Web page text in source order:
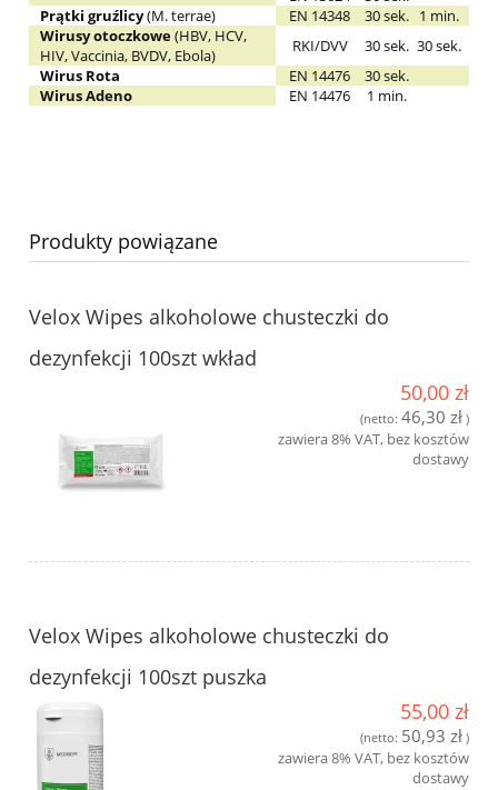
Prątki gruźlicy(M. terrae) EN 14348 30 sek. 1 min.
Wirusy otoczkowe(HBV, HCV,
HIV, Vaccinia, BVDV, Ebola)
RKI/DVV 30 sek. 30 sek.
Wirus Rota
EN 14476
30 sek.
Wirus Adeno
EN 14476 1 min.
Produkty powiązane
Velox Wipes alkoholowe chusteczki do
dezynfekcji 100szt wkład
50,00 zł
(netto: 46,30 zł )
zawiera 8% VAT, bez kosztów
dostawy
Velox Wipes alkoholowe chusteczki do
dezynfekcji 100szt puszka
55,00 zł
(netto: 50,93 zł )
zawiera 8% VAT, bez kosztów
dostawy